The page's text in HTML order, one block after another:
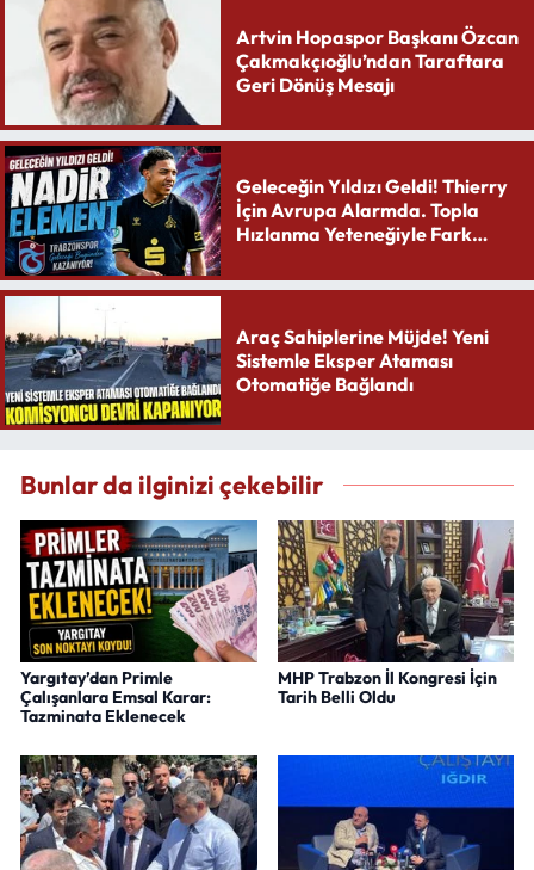
Artvin Hopaspor Başkanı Özcan
Çakmakçıoğlu’ndan Taraftara
Geri Dönüş Mesajı
Geleceğin Yıldızı Geldi! Thierry
İçin Avrupa Alarmda. Topla
Hızlanma Yeteneğiyle Fark
Araç Sahiplerine Müjde! Yeni
Sistemle Eksper Ataması
Otomatiğe Bağlandı
Bunlar da ilginizi çekebilir
Yargıtay’dan Primle
Çalışanlara Emsal Karar:
Tazminata Eklenecek
MHP Trabzon İl Kongresi İçin
Tarih Belli Oldu